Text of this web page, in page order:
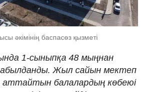
әкімінің баспасөз қызметі
1-сыныпқа 48 мыңнан
Жыл сайын мектеп
балалардың көбеюі